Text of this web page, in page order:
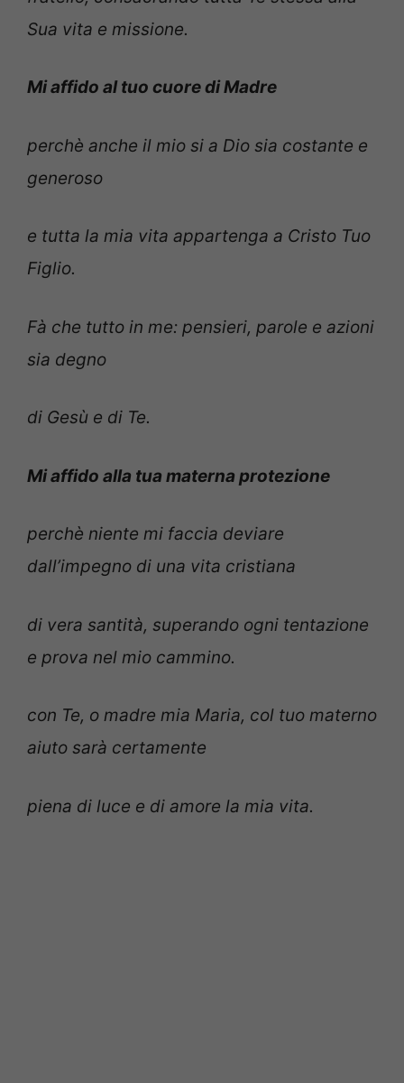
Sua vita e missione.
Mi affido al tuo cuore di Madre
perchè anche il mio si a Dio sia costante e
generoso
e tutta la mia vita appartenga a Cristo Tuo
Figlio.
Fà che tutto in me: pensieri, parole e azioni
sia degno
di Gesù e di Te.
Mi affido alla tua materna protezione
perchè niente mi faccia deviare
dall’impegno di una vita cristiana
di vera santità, superando ogni tentazione
e prova nel mio cammino.
con Te, o madre mia Maria, col tuo materno
aiuto sarà certamente
piena di luce e di amore la mia vita.